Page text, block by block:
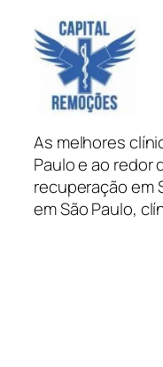
As melhores
Paulo e ao redor
recuperação em
em São Paulo,